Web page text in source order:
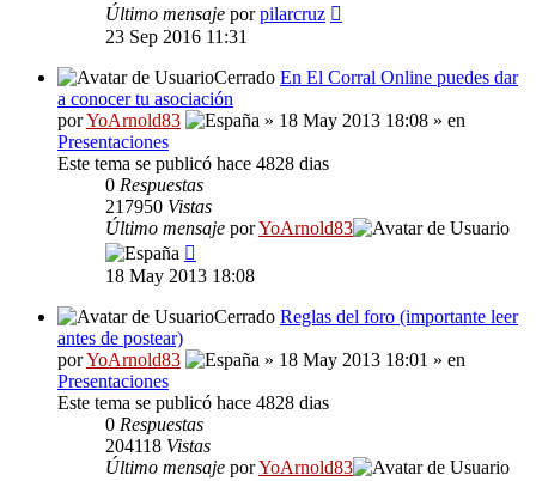
Último mensaje porpilarcruz
23 Sep 2016 11:31
Cerrado En El Corral Online puedes dar
a conocer tu asociación
porYoArnold83
» 18 May 2013 18:08 » en
Presentaciones
Este tema se publicó hace 4828 dias
0 Respuestas
217950 Vistas
Último mensaje porYoArnold83
18 May 2013 18:08
Cerrado Reglas del foro (importante leer
antes de postear)
porYoArnold83
» 18 May 2013 18:01 » en
Presentaciones
Este tema se publicó hace 4828 dias
0 Respuestas
204118 Vistas
Último mensaje porYoArnold83